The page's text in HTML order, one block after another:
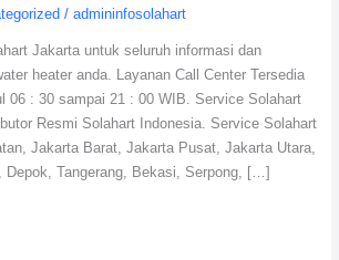
/ admininfosolahart
Jakarta untuk seluruh informasi dan
heater anda. Layanan Call Center Tersedia
06 : 30 sampai 21 : 00 WIB. Service Solahart
Resmi Solahart Indonesia. Service Solahart
Jakarta Barat, Jakarta Pusat, Jakarta Utara,
Depok, Tangerang, Bekasi, Serpong, […]